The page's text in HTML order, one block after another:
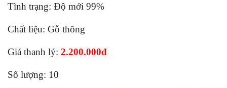
Tình trạng: Độ mới 99%
Chất liệu: Gỗ thông
Giá thanh lý: 2.200.000đ
Số lượng: 10